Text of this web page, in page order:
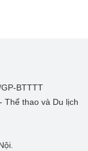
BTTTT
Thể thao và Du lịch